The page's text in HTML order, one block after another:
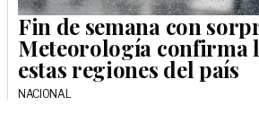
Fin de semana con
Meteorología confirma
estas regiones del país
NACIONAL